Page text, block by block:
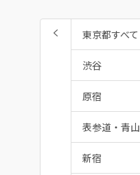
東京都すべて
渋谷
原宿
表参道・青山
新宿